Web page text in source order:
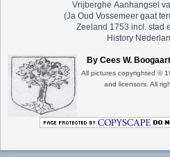
Vrijberghe Aanhangsel
(Ja Oud Vossemeer gaat
Zeeland 1753 incl. stad
History
By Cees W.
All pictures copyrighted ©
and licensors. All